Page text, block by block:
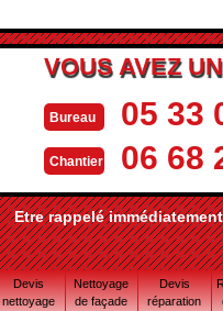
VOUS AVEZ
Bureau 05 33
Chantier 06 68
Etre rappelé
Devis
nettoyage
Nettoyage
de façade
Devis
réparation